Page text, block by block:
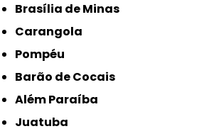
Brasília de Minas
Carangola
Pompéu
Barão de Cocais
Além Paraíba
Juatuba